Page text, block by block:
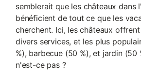
semblerait que les châteaux dans
bénéficient de tout ce que les
cherchent. Ici, les châteaux
divers services, et les plus
%), barbecue (50 %), et jardin (50
n'est-ce pas ?